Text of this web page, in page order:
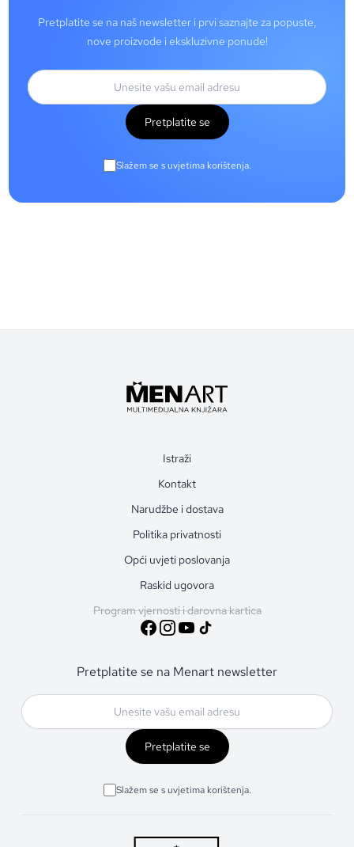
Pretplatite se na naš newsletter i prvi saznajte za popuste,
nove proizvode i ekskluzivne ponude!
Pretplatite se
Slažem se s uvjetima korištenja.
Istraži
Kontakt
Narudžbe i dostava
Politika privatnosti
Opći uvjeti poslovanja
Raskid ugovora
Program vjernosti i darovna kartica
Pretplatite se na Menart newsletter
Pretplatite se
Slažem se s uvjetima korištenja.